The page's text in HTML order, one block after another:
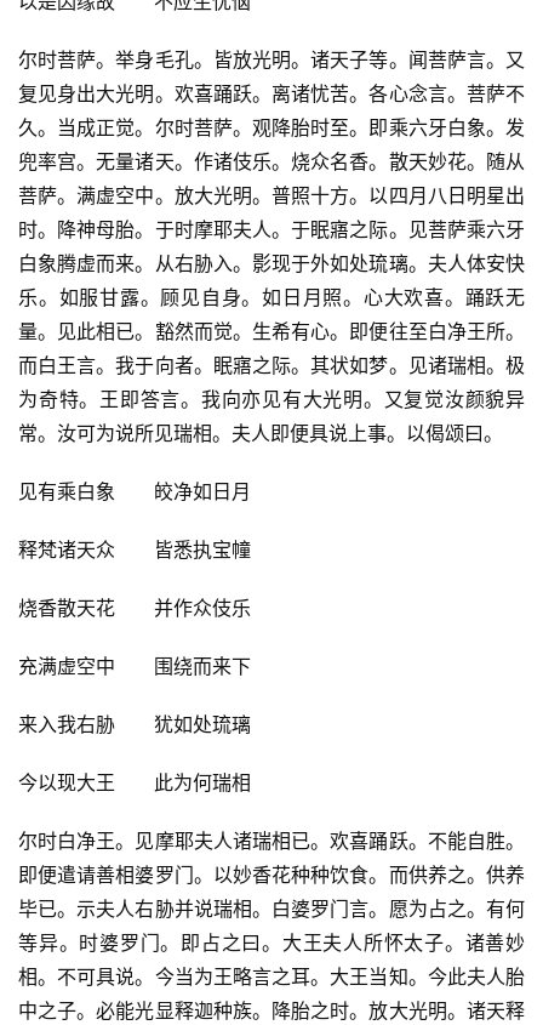
尔时菩萨。举身毛孔。皆放光明。诸天子等。闻菩萨言。又
复见身出大光明。欢喜踊跃。离诸忧苦。各心念言。菩萨不
久。当成正觉。尔时菩萨。观降胎时至。即乘六牙白象。发
兜率宫。无量诸天。作诸伎乐。烧众名香。散天妙花。随从
菩萨。满虚空中。放大光明。普照十方。以四月八日明星出
时。降神母胎。于时摩耶夫人。于眠寤之际。见菩萨乘六牙
白象腾虚而来。从右胁入。影现于外如处琉璃。夫人体安快
乐。如服甘露。顾见自身。如日月照。心大欢喜。踊跃无
量。见此相已。豁然而觉。生希有心。即便往至白净王所。
而白王言。我于向者。眠寤之际。其状如梦。见诸瑞相。极
为奇特。王即答言。我向亦见有大光明。又复觉汝颜貌异
常。汝可为说所见瑞相。夫人即便具说上事。以偈颂曰。
见有乘白象　　皎净如日月
释梵诸天众　　皆悉执宝幢
烧香散天花　　并作众伎乐
充满虚空中　　围绕而来下
来入我右胁　　犹如处琉璃
今以现大王　　此为何瑞相
尔时白净王。见摩耶夫人诸瑞相已。欢喜踊跃。不能自胜。
即便遣请善相婆罗门。以妙香花种种饮食。而供养之。供养
毕已。示夫人右胁并说瑞相。白婆罗门言。愿为占之。有何
等异。时婆罗门。即占之曰。大王夫人所怀太子。诸善妙
相。不可具说。今当为王略言之耳。大王当知。今此夫人胎
中之子。必能光显释迦种族。降胎之时。放大光明。诸天释